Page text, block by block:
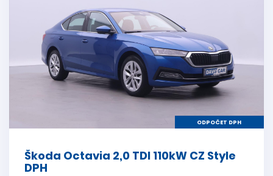
ODPOČET DPH
Škoda Octavia 2,0 TDI 110kW CZ Style
DPH